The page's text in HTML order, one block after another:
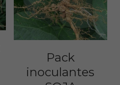
Pack
inoculantes